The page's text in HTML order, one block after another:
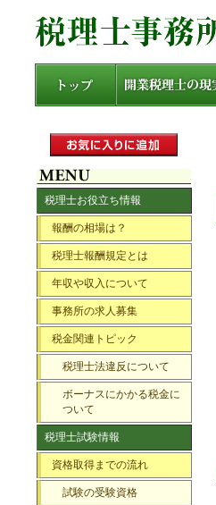
税理士お役立ち情報
報酬の相場は？
税理士報酬規定とは
年収や収入について
事務所の求人募集
税金関連トピック
税理士法違反について
ボーナスにかかる税金に
ついて
税理士試験情報
資格取得までの流れ
試験の受験資格